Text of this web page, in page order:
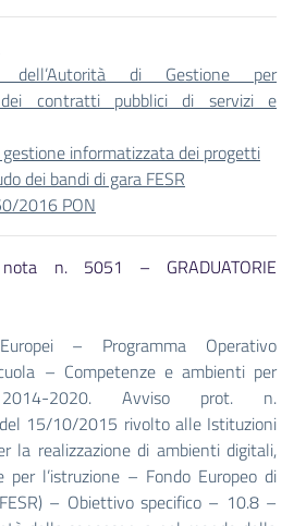
dell’Autorità di Gestione per
dei contratti pubblici di servizi e
informatizzata dei progetti
dei bandi di gara FESR
2016 PON
n. 5051 – GRADUATORIE
– Programma Operativo
– Competenze e ambienti per
2014-2020. Avviso prot. n.
15/10/2015 rivolto alle Istituzioni
la realizzazione di ambienti digitali,
l’istruzione – Fondo Europeo di
– Obiettivo specifico – 10.8 –